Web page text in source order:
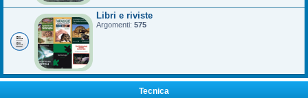
Libri e riviste
Argomenti: 575
Tecnica